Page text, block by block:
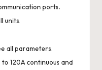
ports.
units.
all parameters.
120A continuous and